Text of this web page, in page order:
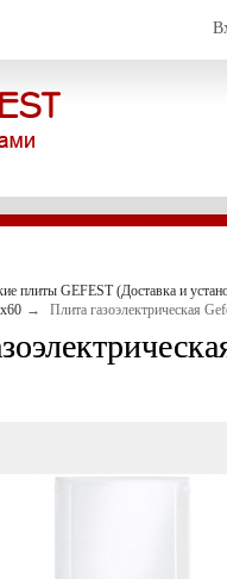
плиты GEFEST (Доставка и
Плита газоэлектрическая